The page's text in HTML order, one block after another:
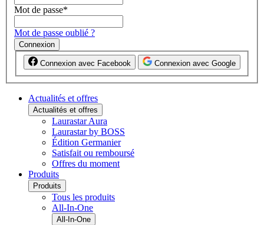
Mot de passe*
Mot de passe oublié ?
Connexion
Connexion avec Facebook Connexion avec Google
Actualités et offres
Actualités et offres
Laurastar Aura
Laurastar by BOSS
Édition Germanier
Satisfait ou remboursé
Offres du moment
Produits
Produits
Tous les produits
All-In-One
All-In-One